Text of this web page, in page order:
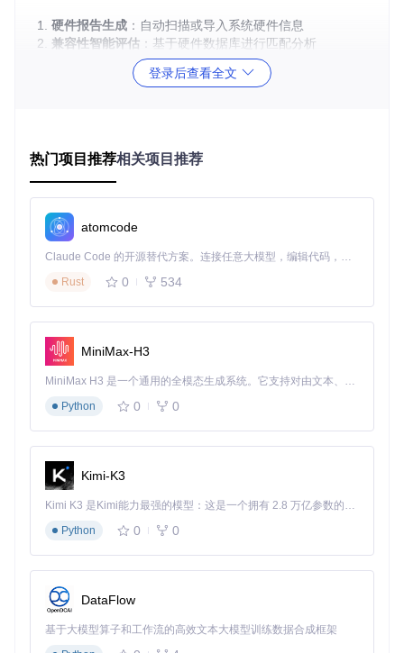
硬件报告生成 ：自动扫描或导入系统硬件信息
兼容性智能评估 ：基于硬件数据库进行匹配分析
配置参数自动生成：优化ACPI补丁、kext加载和启动参数
EFI文件打包输出
：生成可直接使用的引导文件
技术架构解析
工具采用三层架构设计：
数据层 ── 硬件数据库、配置模板库、兼容性规则库
核心层 ── 硬件检测引擎、兼容性分析器、配置生成器
关键技术特性
智能硬件识别
动态兼容性评估：实时更新的硬件支持列表
冲突检测机制
：自动识别潜在的kext冲突和配置矛盾
一键优化功能 ：自动调整关键参数以提升系统稳定性
案例一：笔记本电脑的兼容性挑战
GTX 1650 Ti的笔记本电脑，尝试安装macOS时遭遇显卡驱动
生成硬件报告
登录后查看全文
热门项目推荐相关项目推荐
atomcode
Claude Code 的开源替代方案。连接任意大模型，编辑代码，运行命令，自动验证 — 全自动执行。用 Rust 构建，极致性能。 ｜ An open-source alternative to Claude Code. Connect any LLM, edit code, run commands, and verify changes — autonomously. Built in Rust for speed. Get Started
Rust
0 534
MiniMax-H3
MiniMax H3 是一个通用的全模态生成系统。它支持对由文本、图像、视频和音频组成的多模态上下文进行统一理解，并能生成分辨率高达 2K、时长可达 15 秒的带原生立体声音频的视频。得益于面向任务泛化的系统设计，H3 在预训练阶段就已具备广泛的多模态上下文理解与生成能力，能够出色地执行复杂的多模态指令。
Python
0 0
Kimi-K3
Kimi K3 是Kimi能力最强的模型：这是一个拥有 2.8 万亿参数的混合专家（MoE）模型，具备原生视觉理解能力，并支持 100 万 token 的上下文窗口。
Python
0 0
DataFlow
基于大模型算子和工作流的高效文本大模型训练数据合成框架